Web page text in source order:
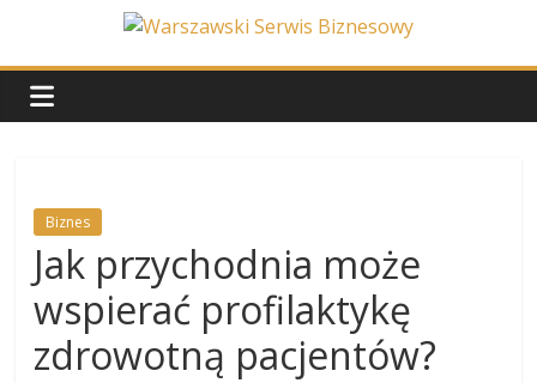
content
Warszawski
Serwis
Biznesowy
Wydarzenia
życia
stolicy
Biznes
Jak przychodnia może
wspierać profilaktykę
zdrowotną pacjentów?